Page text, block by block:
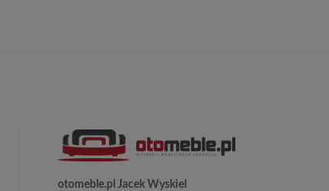
otomeble.pl Jacek Wyskiel